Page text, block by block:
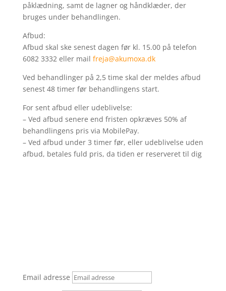
påklædning, samt de lagner og håndklæder, der
bruges under behandlingen.
Afbud:
Afbud skal ske senest dagen før kl. 15.00 på telefon
6082 3332 eller mail freja@akumoxa.dk
Ved behandlinger på 2,5 time skal der meldes afbud
senest 48 timer før behandlingens start.
For sent afbud eller udeblivelse:
– Ved afbud senere end fristen opkræves 50% af
behandlingens pris via MobilePay.
– Ved afbud under 3 timer før, eller udeblivelse uden
afbud, betales fuld pris, da tiden er reserveret til dig
Email adresse